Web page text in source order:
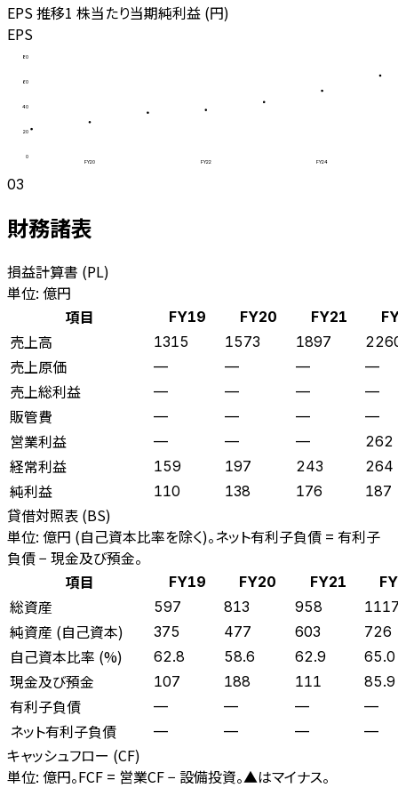
EPS 推移1 株当たり当期純利益 (円)
EPS
0
20
40
60
80
FY20 FY22 FY24
03
財務諸表
損益計算書 (PL)
単位: 億円
項目
FY19 FY20 FY21
売上高 1315 1573 1897
売上原価 — — — —
売上総利益 — — — —
販管費 — — — —
営業利益 — — — 262
経常利益 159 197 243 264
純利益 110 138 176 187
貸借対照表 (BS)
単位: 億円 (自己資本比率を除く)。ネット有利子負債 = 有利子
負債 − 現金及び預金。
項目
FY19 FY20 FY21
総資産 597 813 958
純資産 (自己資本) 375 477 603 726
自己資本比率 (%) 62.8 58.6 62.9 65.0
現金及び預金 107 188 111 85.9
有利子負債 — — — —
ネット有利子負債 — — — —
キャッシュフロー (CF)
単位: 億円。FCF = 営業CF − 設備投資。▲はマイナス。